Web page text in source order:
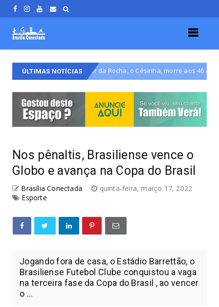
ÚLTIMAS NOTÍCIAS
Júlio César da Rocha, o Césinha, morre aos 46 anos Brasil
Nos pênaltis, Brasiliense vence o
Globo e avança na Copa do Brasil
Brasília Conectada
quinta-feira, março 17, 2022
Esporte
Jogando fora de casa, o Estádio Barrettão, o
Brasiliense Futebol Clube conquistou a vaga
na terceira fase da Copa do Brasil , ao vencer
o ...